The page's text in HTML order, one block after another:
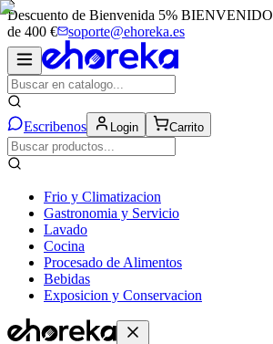
Descuento de Bienvenida 5% BIENVENIDO
de 400 €
soporte@ehoreka.es
Escribenos Login Carrito
Frio y Climatizacion
Gastronomia y Servicio
Lavado
Cocina
Procesado de Alimentos
Bebidas
Exposicion y Conservacion